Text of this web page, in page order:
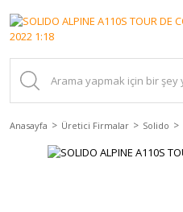
Anasayfa Üretici Firmalar Solido